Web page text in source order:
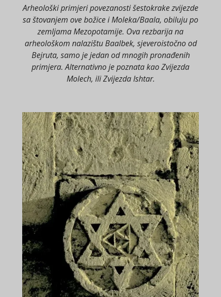
Arheološki primjeri povezanosti šestokrake zvijezde
sa štovanjem ove božice i Moleka/Baala, obiluju po
zemljama Mezopotamije. Ova rezbarija na
arheološkom nalazištu Baalbek, sjeveroistočno od
Bejruta, samo je jedan od mnogih pronađenih
primjera. Alternativno je poznata kao Zvijezda
Molech, ili Zvijezda Ishtar.